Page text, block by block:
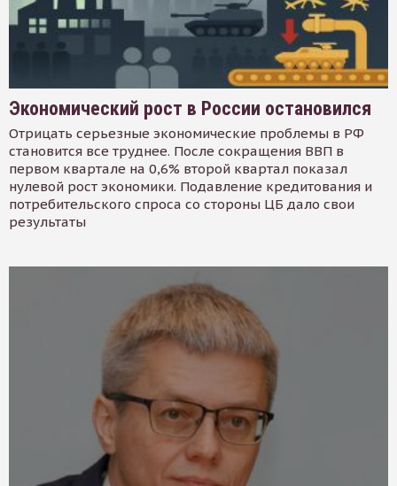
Экономический рост в России остановился
Отрицать серьезные экономические проблемы в РФ
становится все труднее. После сокращения ВВП в
первом квартале на 0,6% второй квартал показал
нулевой рост экономики. Подавление кредитования и
потребительского спроса со стороны ЦБ дало свои
результаты